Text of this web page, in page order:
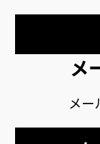
メ
メー